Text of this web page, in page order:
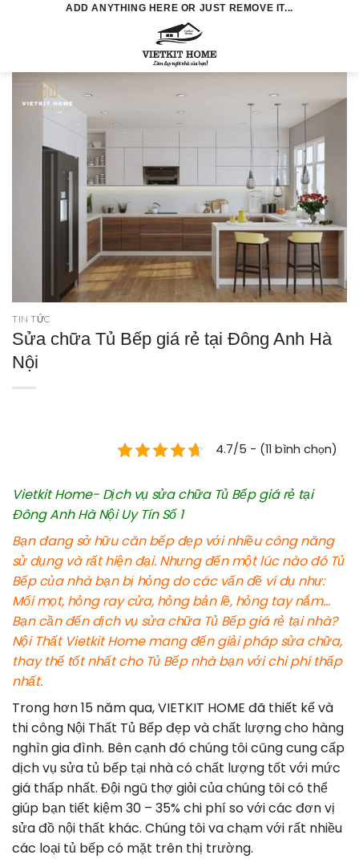
ADD ANYTHING HERE OR JUST REMOVE IT...
TIN TỨC
Sửa chữa Tủ Bếp giá rẻ tại Đông Anh Hà
Nội
4.7/5 - (11 bình chọn)
Vietkit Home- Dịch vụ sửa chữa Tủ Bếp giá rẻ tại
Đông Anh Hà Nội Uy Tín Số 1
Bạn đang sở hữu căn bếp đẹp với nhiều công năng
sử dụng và rất hiện đại. Nhưng đến một lúc nào đó Tủ
Bếp của nhà bạn bị hỏng do các vấn đề ví dụ như:
Mối mọt, hỏng ray cửa, hỏng bản lề, hỏng tay nắm…
Bạn cần đến dịch vụ sửa chữa Tủ Bếp giá rẻ tại nhà?
Nội Thất Vietkit Home mang đến giải pháp sửa chữa,
thay thế tốt nhất cho Tủ Bếp nhà bạn với chi phí thấp
nhất.
Trong hơn 15 năm qua, VIETKIT HOME đã thiết kế và
thi công Nội Thất Tủ Bếp đẹp và chất lượng cho hàng
nghìn gia đình. Bên cạnh đó chúng tôi cũng cung cấp
dịch vụ sửa tủ bếp tại nhà có chất lượng tốt với mức
giá thấp nhất. Đội ngũ thợ giỏi của chúng tôi có thể
giúp bạn tiết kiệm 30 – 35% chi phí so với các đơn vị
sửa đồ nội thất khác. Chúng tôi va chạm với rất nhiều
các loại tủ bếp có mặt trên thị trường.